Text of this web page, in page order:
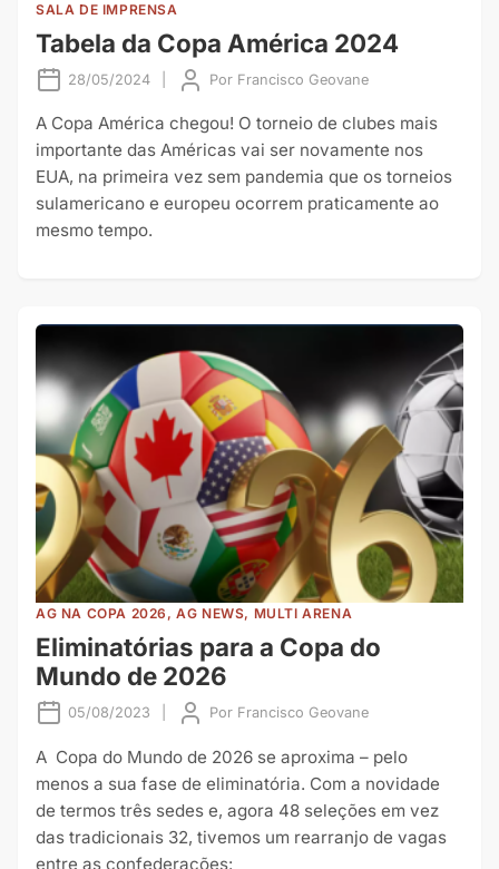
SALA DE IMPRENSA
Tabela da Copa América 2024
28/05/2024 Por Francisco Geovane
A Copa América chegou! O torneio de clubes mais
importante das Américas vai ser novamente nos
EUA, na primeira vez sem pandemia que os torneios
sulamericano e europeu ocorrem praticamente ao
mesmo tempo.
AG NA COPA 2026, AG NEWS, MULTI ARENA
Eliminatórias para a Copa do
Mundo de 2026
05/08/2023 Por Francisco Geovane
A Copa do Mundo de 2026 se aproxima – pelo
menos a sua fase de eliminatória. Com a novidade
de termos três sedes e, agora 48 seleções em vez
das tradicionais 32, tivemos um rearranjo de vagas
entre as confederações: